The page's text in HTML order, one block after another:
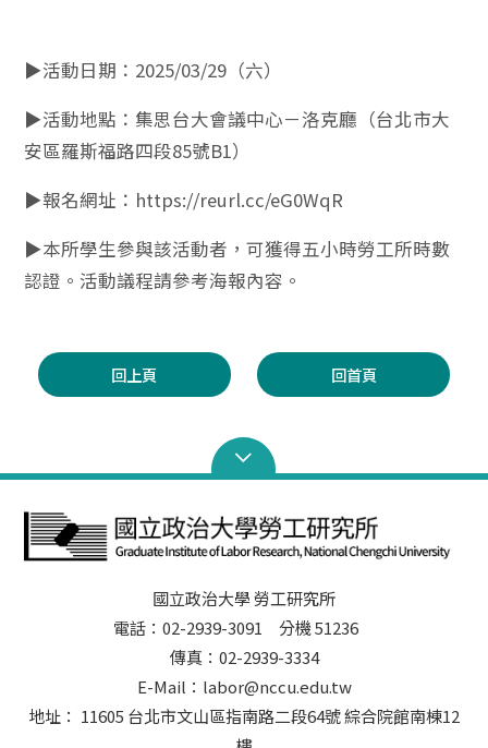
▶活動日期：2025/03/29（六）
▶活動地點：集思台大會議中心－洛克廳（台北市大
安區羅斯福路四段85號B1）
▶報名網址：https://reurl.cc/eG0WqR
▶本所學生參與該活動者，可獲得五小時勞工所時數
認證。活動議程請參考海報內容。
回上頁 回首頁
國立政治大學 勞工研究所
電話：02-2939-3091 分機 51236
傳真：02-2939-3334
E-Mail：labor@nccu.edu.tw
地址： 11605 台北市文山區指南路二段64號 綜合院館南棟12